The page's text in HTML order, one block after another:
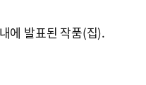
에 발표된 작품(집).